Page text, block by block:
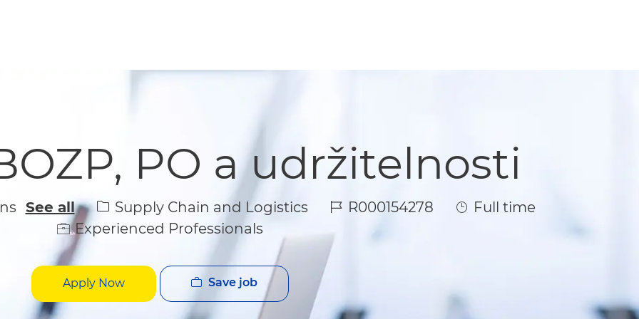
PO a udržitelnosti
See all Category
Supply Chain and Logistics Job Id
R000154278 Job Type
Full time
Experienced Professionals
Apply Now Save job